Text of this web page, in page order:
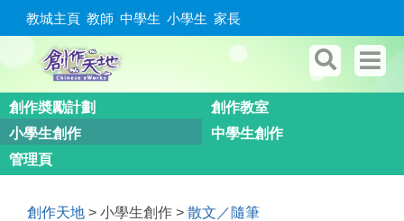
教城主頁 教師 中學生 小學生 家長
創作奬勵計劃
創作教室
小學生創作
中學生創作
管理頁
創作天地 > 小學生創作 > 散文／隨筆